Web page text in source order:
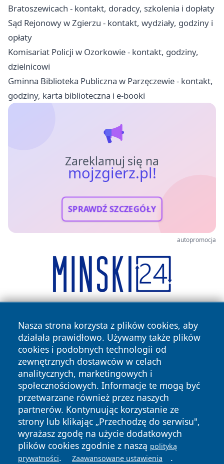
Bratoszewicach - kontakt, doradcy, szkolenia i dopłaty
Sąd Rejonowy w Zgierzu - kontakt, wydziały, godziny i
opłaty
Komisariat Policji w Ozorkowie - kontakt, godziny,
dzielnicowi
Gminna Biblioteka Publiczna w Parzęczewie - kontakt,
godziny, karta biblioteczna i e-booki
Zareklamuj się na
mojzgierz.pl!
SPRAWDŹ SZCZEGÓŁY
autopromocja
Nasza strona korzysta z plików cookies, aby
działała prawidłowo. Używamy także plików
cookies i podobnych technologii od
zewnętrznych dostawców w celach
analitycznych, marketingowych i
społecznościowych. Informacje te mogą być
przetwarzane również przez naszych
partnerów. Kontynuując korzystanie ze
strony lub klikając „Przechodzę do serwisu",
wyrażasz zgodę na użycie dodatkowych
plików cookies zgodnie z naszą polityką
prywatności. Zaawansowane ustawienia .
Copyright © 2026 mojzgierz.pl Wszystkie prawa zastrzeżone.
News Autorzy
Polityka
Prywatności
Polityka
Cookies